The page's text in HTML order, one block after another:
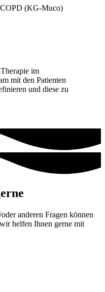
(KG-Muco)
im
mit den Patienten
und diese zu
anderen Fragen können
helfen Ihnen gerne mit